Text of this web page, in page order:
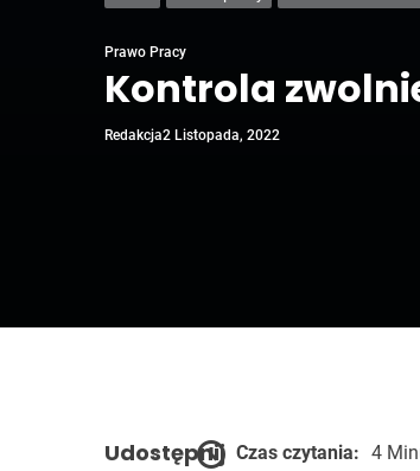
Prawo Pracy
Kontrola
Redakcja2 Listopada, 2022
Udostępnij Czas czytania: 4